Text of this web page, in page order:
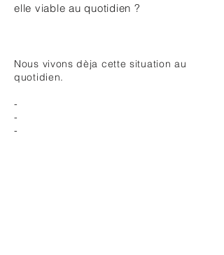
elle viable au quotidien ?
Nous vivons dèja cette situation au
quotidien.
-
-
-